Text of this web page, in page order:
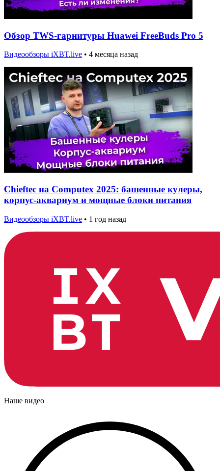
Обзор TWS-гарнитуры Huawei FreeBuds Pro 5
Видеообзоры iXBT.live • 4 месяца назад
Chieftec на Computex 2025: башенные кулеры,
корпус-аквариум и мощные блоки питания
Видеообзоры iXBT.live • 1 год назад
Наше видео